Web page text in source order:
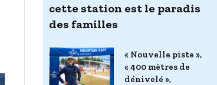
cette station est le paradis
des familles
« Nouvelle piste »,
« 400 mètres de
dénivelé »,